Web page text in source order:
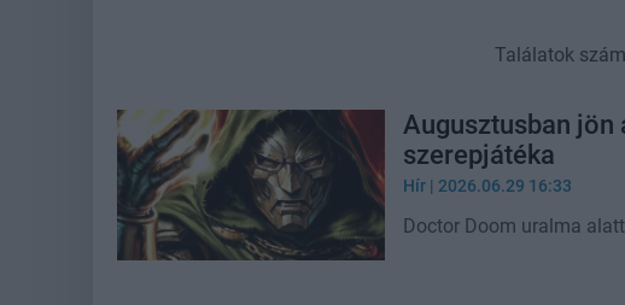
Találatok
Augusztusban jön
szerepjátéka
Hír | 2026.06.29 16:33
Doctor Doom uralma